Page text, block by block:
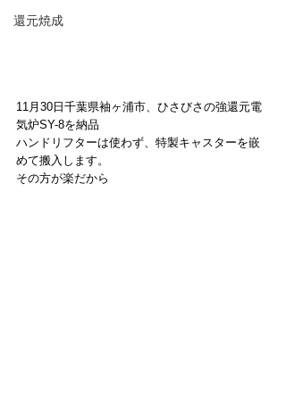
還元焼成
11月30日千葉県袖ヶ浦市、ひさびさの強還元電
気炉SY-8を納品
ハンドリフターは使わず、特製キャスターを嵌
めて搬入します。
その方が楽だから